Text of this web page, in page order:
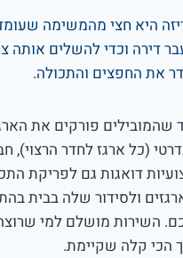
היא חצי מהמשימה
דירה וכדי להשלים אותה
את החפצים והתכולה.
שהמובילים פורקים את
(כל ארגז לחדר הרצוי),
דואגות גם לפריקת
ולסידור שלה בבית
השירות מושלם למי
הכי קלה שקיימת.